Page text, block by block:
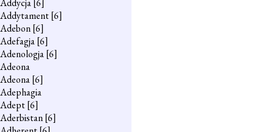
Addycja[6]
Addytament[6]
Adebon[6]
Adefagja[6]
Adenologja[6]
Adeona
Adeona[6]
Adephagia
Adept[6]
Aderbistan[6]